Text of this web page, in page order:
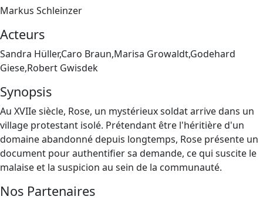
Markus Schleinzer
Acteurs
Sandra Hüller,Caro Braun,Marisa Growaldt,Godehard
Giese,Robert Gwisdek
Synopsis
Au XVIIe siècle, Rose, un mystérieux soldat arrive dans un
village protestant isolé. Prétendant être l'héritière d'un
domaine abandonné depuis longtemps, Rose présente un
document pour authentifier sa demande, ce qui suscite le
malaise et la suspicion au sein de la communauté.
Nos Partenaires